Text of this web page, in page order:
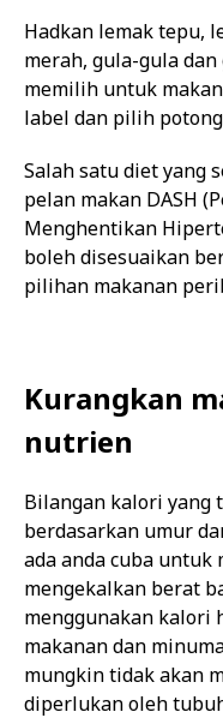
Hadkan lemak tepu,
merah, gula-gula
memilih untuk
label dan pilih
Salah satu diet yang
pelan makan DASH
Menghentikan
boleh disesuaikan
pilihan makanan
Kurangkan
nutrien
Bilangan kalori yang
berdasarkan umur
ada anda cuba
mengekalkan berat
menggunakan kalori
makanan dan
mungkin tidak akan
diperlukan oleh